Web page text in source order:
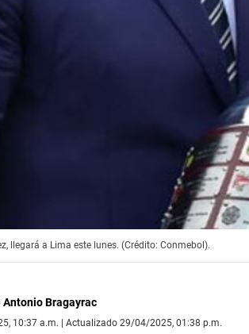
llegará a Lima este lunes. (Crédito: Conmebol).
Antonio Bragayrac
10:37 a.m. | Actualizado 29/04/2025, 01:38 p.m.